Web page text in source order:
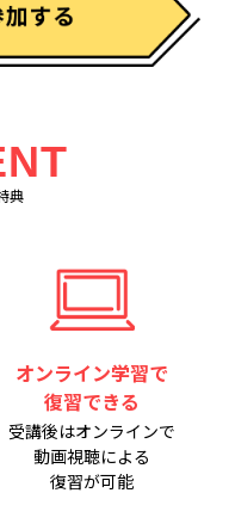
典
オンライン学習で
復習できる
受講後はオンラインで
動画視聴による
復習が可能